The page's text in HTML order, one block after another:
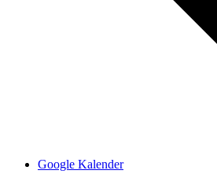
Google Kalender